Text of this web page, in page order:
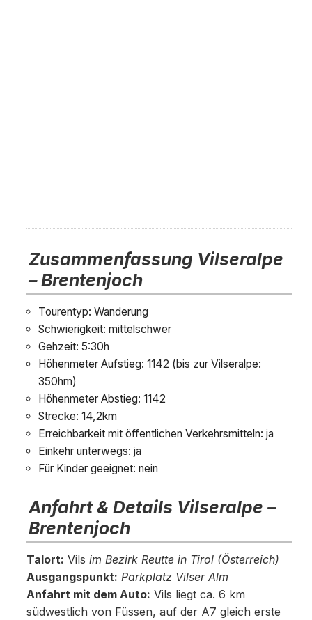
Zusammenfassung Vilseralpe
– Brentenjoch
Tourentyp: Wanderung
Schwierigkeit: mittelschwer
Gehzeit: 5:30h
Höhenmeter Aufstieg: 1142 (bis zur Vilseralpe:
350hm)
Höhenmeter Abstieg: 1142
Strecke: 14,2km
Erreichbarkeit mit öffentlichen Verkehrsmitteln: ja
Einkehr unterwegs: ja
Für Kinder geeignet: nein
Anfahrt & Details Vilseralpe –
Brentenjoch
Talort: Vils im Bezirk Reutte in Tirol (Österreich)
Ausgangspunkt: Parkplatz Vilser Alm
Anfahrt mit dem Auto: Vils liegt ca. 6 km
südwestlich von Füssen, auf der A7 gleich erste